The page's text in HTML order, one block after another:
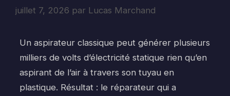
juillet 7, 2026 par Lucas Marchand
Un aspirateur classique peut générer plusieurs
milliers de volts d’électricité statique rien qu’en
aspirant de l’air à travers son tuyau en
plastique. Résultat : le réparateur qui a